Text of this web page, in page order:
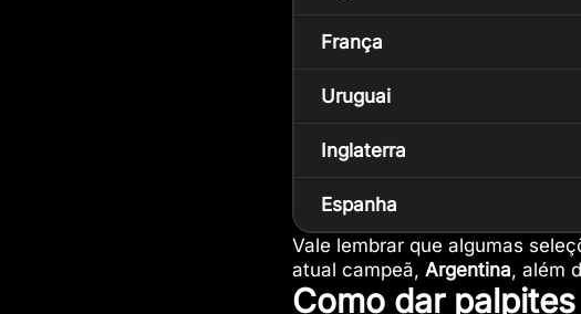
França
Uruguai
Inglaterra
Espanha
Vale lembrar que algumas
atual campeã, Argentina, além
Como dar